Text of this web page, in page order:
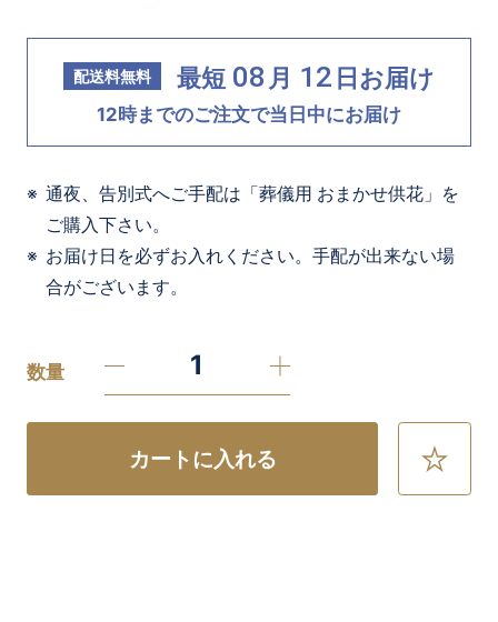
配送料無料 最短 08 月 12 日お届け
12時までのご注文で当日中にお届け
通夜、告別式へご手配は「葬儀用 おまかせ供花」を
ご購入下さい。
お届け日を必ずお入れください。手配が出来ない場
合がございます。
数量
カートに入れる
お